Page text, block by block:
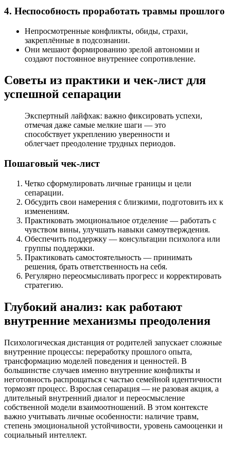
4. Неспособность проработать травмы прошлого
Непросмотренные конфликты, обиды, страхи,
закреплённые в подсознании.
Они мешают формированию зрелой автономии и
создают постоянное внутреннее сопротивление.
Советы из практики и чек-лист для
успешной сепарации
Экспертный лайфхак: важно фиксировать успехи,
отмечая даже самые мелкие шаги — это
способствует укреплению уверенности и
облегчает преодоление трудных периодов.
Пошаговый чек-лист
Четко сформулировать личные границы и цели
сепарации.
Обсудить свои намерения с близкими, подготовить их к
изменениям.
Практиковать эмоциональное отделение — работать с
чувством вины, улучшать навыки самоутверждения.
Обеспечить поддержку — консультации психолога или
группы поддержки.
Практиковать самостоятельность — принимать
решения, брать ответственность на себя.
Регулярно переосмысливать прогресс и корректировать
стратегию.
Глубокий анализ: как работают
внутренние механизмы преодоления
Психологическая дистанция от родителей запускает сложные
внутренние процессы: переработку прошлого опыта,
трансформацию моделей поведения и ценностей. В
большинстве случаев именно внутренние конфликты и
неготовность распрощаться с частью семейной идентичности
тормозят процесс. Взрослая сепарация — не разовая акция, а
длительный внутренний диалог и переосмысление
собственной модели взаимоотношений. В этом контексте
важно учитывать личные особенности: наличие травм,
степень эмоциональной устойчивости, уровень самооценки и
социальный интеллект.